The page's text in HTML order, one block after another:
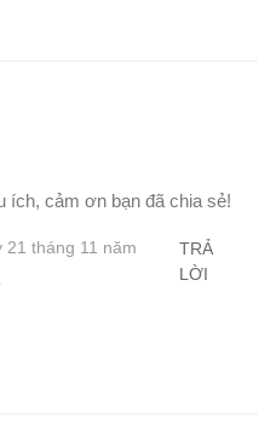
ích, cảm ơn bạn đã chia sẻ!
21 tháng 11 năm
TRẢ
LỜI